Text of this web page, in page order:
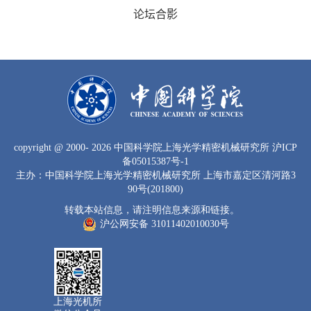
论坛合影
copyright @ 2000- 2026 中国科学院上海光学精密机械研究所 沪ICP
备05015387号-1
主办：中国科学院上海光学精密机械研究所 上海市嘉定区清河路3
90号(201800)
转载本站信息，请注明信息来源和链接。
沪公网安备 31011402010030号
上海光机所